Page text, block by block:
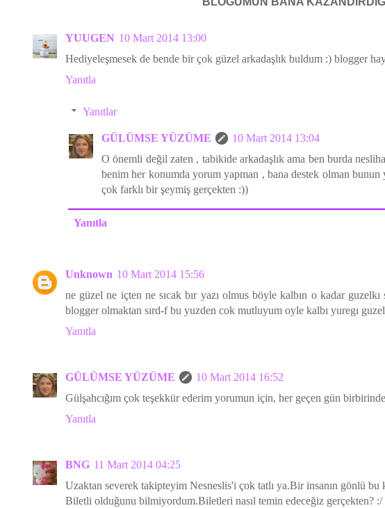
YUUGEN 10 Mart 2014 13:00
Hediyeleşmesek de bende bir çok güzel arkadaşlık buldum :) blogger
Yanıtla
Yanıtlar
GÜLÜMSE YÜZÜME
10 Mart 2014 13:04
O önemli değil zaten , tabikide arkadaşlık ama ben burda
benim her konumda yorum yapman , bana destek olman
çok farklı bir şeymiş gerçekten :))
Yanıtla
Unknown 10 Mart 2014 15:56
ne güzel ne içten ne sıcak bır yazı olmus böyle kalbın o kadar
blogger olmaktan sırd-f bu yuzden cok mutluyum oyle kalbı yuregı guzel
Yanıtla
GÜLÜMSE YÜZÜME
10 Mart 2014 16:52
Gülşahcığım çok teşekkür ederim yorumun için, her geçen gün
Yanıtla
BNG 11 Mart 2014 04:25
Uzaktan severek takipteyim Nesneslis'i çok tatlı ya.Bir insanın gönlü bu
Biletli olduğunu bilmiyordum.Biletleri nasıl temin edeceğiz gerçekten? :/